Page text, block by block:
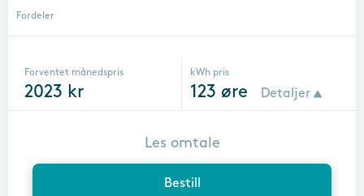
Fordeler
Forventet månedspris
2023 kr
kWh pris
123 øre Detaljer
Bestill
Les omtale